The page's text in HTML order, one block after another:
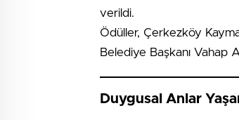
verildi.
Ödüller, Çerkezköy
Belediye Başkanı Vahap
Duygusal Anlar